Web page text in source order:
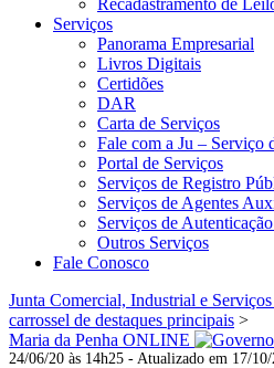
Recadastramento de
Serviços
Panorama Empresarial
Livros Digitais
Certidões
DAR
Carta de Serviços
Fale com a Ju – Serviço
Portal de Serviços
Serviços de Registro
Serviços de Agentes
Serviços de
Outros Serviços
Fale Conosco
Junta Comercial, Industrial e
carrossel de destaques principais >
Maria da Penha ONLINE
24/06/20 às 14h25 - Atualizado em 17/10/